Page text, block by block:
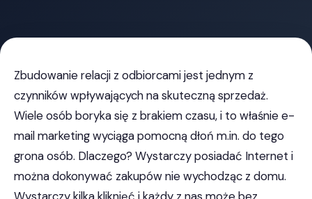
Zbudowanie relacji z odbiorcami jest jednym z
czynników wpływających na skuteczną sprzedaż.
Wiele osób boryka się z brakiem czasu, i to właśnie e-
mail marketing wyciąga pomocną dłoń m.in. do tego
grona osób. Dlaczego? Wystarczy posiadać Internet i
można dokonywać zakupów nie wychodząc z domu.